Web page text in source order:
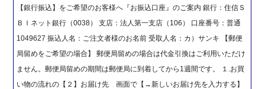
【銀行振込】をご希望のお客様へ『お振込口座』のご案内 銀行：住信Ｓ
ＢＩネット銀行（0038） 支店：法人第一支店（106） 口座番号：普通
1049627 振込人名：ご注文者様のお名前 受取人名：カ）サンキ 【郵便
局留めをご希望の場合】 郵便局留めの場合は代金引換はご利用いただけ
ません。郵便局留めの期間は郵便局に到着してから1週間です。 １.お買
い物の流れの【２】お届け先 画面で【→新しいお届け先を入力する】